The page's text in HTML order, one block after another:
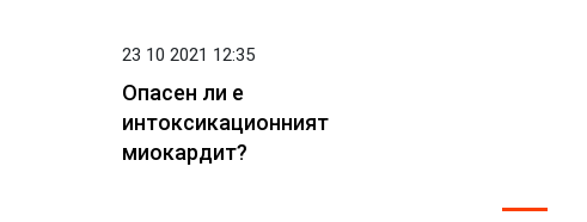
23 10 2021 12:35
Опасен ли е
интоксикационният
миокардит?